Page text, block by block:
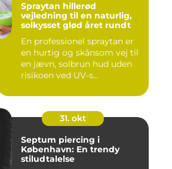
Spraytan hillerød
vejledning til en naturlig,
solkysset glød året rundt
En professionel spraytan er
en hurtig og skånsom vej til
en jævn, solbrun hud uden
risikoen ved UV-s...
31. okt
Septum piercing i
København: En trendy
stiludtalelse